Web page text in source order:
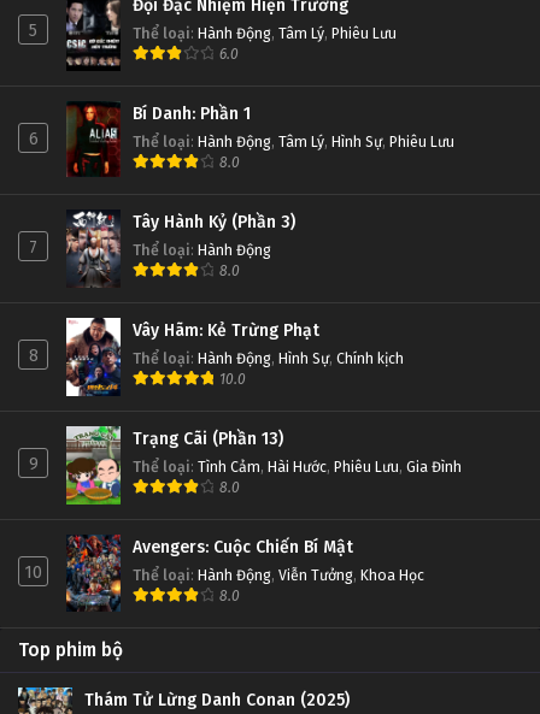
5
Đội Đặc Nhiệm Hiện Trường
Thể loại: Hành Động, Tâm Lý, Phiêu Lưu
6.0
6
Bí Danh: Phần 1
Thể loại: Hành Động, Tâm Lý, Hình Sự, Phiêu Lưu
8.0
7
Tây Hành Kỷ (Phần 3)
Thể loại: Hành Động
8.0
8
Vây Hãm: Kẻ Trừng Phạt
Thể loại: Hành Động, Hình Sự, Chính kịch
10.0
9
Trạng Cãi (Phần 13)
Thể loại: Tình Cảm, Hài Hước, Phiêu Lưu, Gia Đình
8.0
10
Avengers: Cuộc Chiến Bí Mật
Thể loại: Hành Động, Viễn Tưởng, Khoa Học
8.0
Top phim bộ
Thám Tử Lừng Danh Conan (2025)